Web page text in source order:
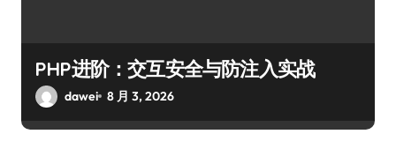
PHP进阶：交互安全与防注入实战
dawei 8 月 3, 2026